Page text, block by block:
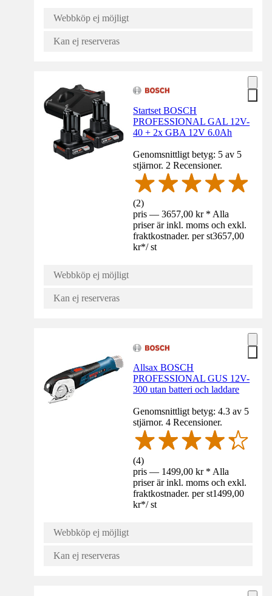
Webbköp ej möjligt
Kan ej reserveras
Startset BOSCH
PROFESSIONAL GAL 12V-
40 + 2x GBA 12V 6.0Ah
Genomsnittligt betyg: 5 av 5
stjärnor. 2 Recensioner.
(2)
pris — 3657,00 kr * Alla
priser är inkl. moms och exkl.
fraktkostnader. per st3657,00
kr*/ st
Webbköp ej möjligt
Kan ej reserveras
Allsax BOSCH
PROFESSIONAL GUS 12V-
300 utan batteri och laddare
Genomsnittligt betyg: 4.3 av 5
stjärnor. 4 Recensioner.
(4)
pris — 1499,00 kr * Alla
priser är inkl. moms och exkl.
fraktkostnader. per st1499,00
kr*/ st
Webbköp ej möjligt
Kan ej reserveras